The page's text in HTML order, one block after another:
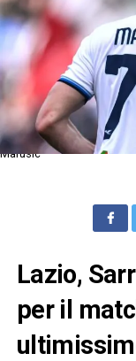
Marusic
Lazio,
per il